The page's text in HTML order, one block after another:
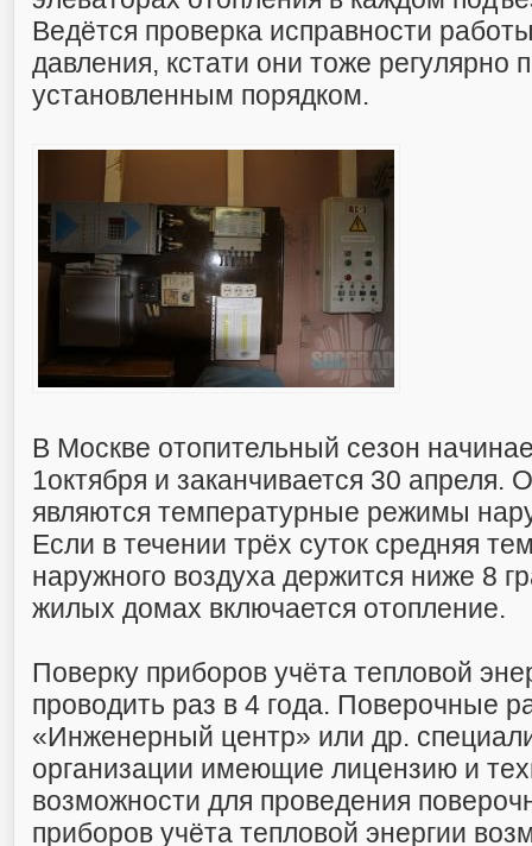
Ведётся проверка исправности
давления, кстати они тоже регулярно
установленным порядком.
В Москве отопительный сезон
1октября и заканчивается 30 апреля.
являются температурные режимы
Если в течении трёх суток средняя
наружного воздуха держится ниже 8
жилых домах включается отопление.
Поверку приборов учёта тепловой
проводить раз в 4 года. Поверочные
«Инженерный центр» или др.
организации имеющие лицензию и
возможности для проведения
приборов учёта тепловой энергии